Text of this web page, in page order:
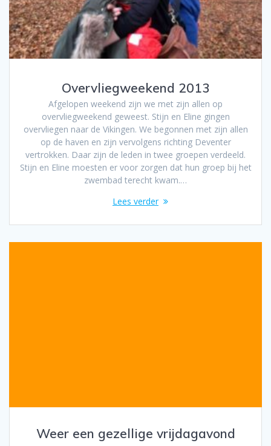
Overvliegweekend 2013
Afgelopen weekend zijn we met zijn allen op
overvliegweekend geweest. Stijn en Eline gingen
overvliegen naar de Vikingen. We begonnen met zijn allen
op de haven en zijn vervolgens richting Deventer
vertrokken. Daar zijn de leden in twee groepen verdeeld.
Stijn en Eline moesten er voor zorgen dat hun groep bij het
zwembad terecht kwam.…
Lees verder
Weer een gezellige vrijdagavond